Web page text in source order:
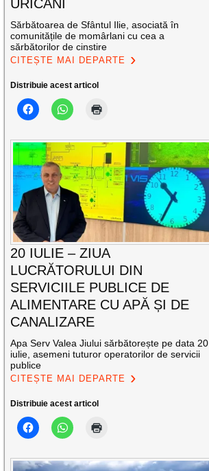
URICANI
Sărbătoarea de Sfântul Ilie, asociată în
comunitățile de momârlani cu cea a
sărbătorilor de cinstire
CITEȘTE MAI DEPARTE
Distribuie acest articol
20 IULIE – ZIUA
LUCRĂTORULUI DIN
SERVICIILE PUBLICE DE
ALIMENTARE CU APĂ ȘI DE
CANALIZARE
Apa Serv Valea Jiului sărbătorește pe data 20
iulie, asemeni tuturor operatorilor de servicii
publice
CITEȘTE MAI DEPARTE
Distribuie acest articol